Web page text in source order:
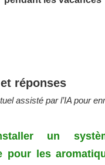
réponses
assisté par l’IA pour
un
pour les